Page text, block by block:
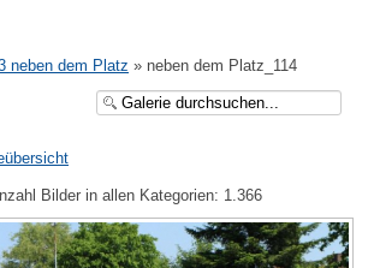
neben dem Platz » neben dem Platz_114
Bilder in allen Kategorien: 1.366